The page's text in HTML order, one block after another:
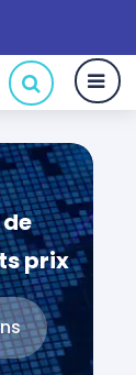
prix